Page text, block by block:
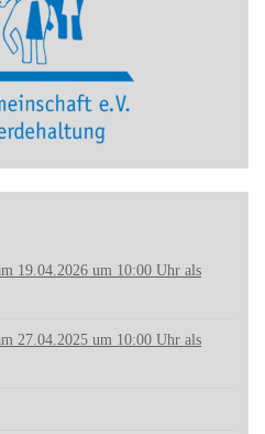
19.04.2026 um 10:00 Uhr als
27.04.2025 um 10:00 Uhr als